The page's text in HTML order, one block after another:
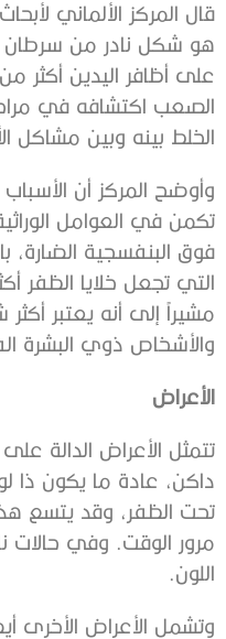
قال المركز الألماني
هو شكل نادر من سرطان
على أظافر اليدين أكثر
الصعب اكتشافه في
الخلط بينه وبين مشاكل
وأوضح المركز أن
تكمن في العوامل
فوق البنفسجية الضارة،
التي تجعل خلايا الظفر
مشيراً إلى أنه يعتبر
والأشخاص ذوي البشرة
الأعراض
تتمثل الأعراض الدالة
داكن، عادة ما يكون ذا
تحت الظفر، وقد يتسع
مرور الوقت. وفي حالات
اللون.
وتشمل الأعراض الأخرى